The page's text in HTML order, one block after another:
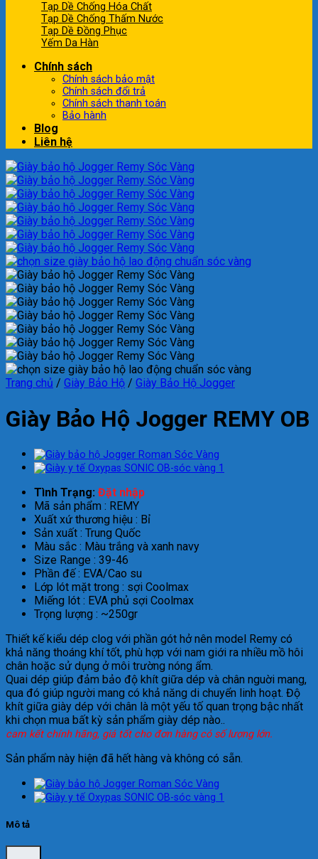
Tạp Dề Chống Hóa Chất
Tạp Dề Chống Thấm Nước
Tạp Dề Đồng Phục
Yếm Da Hàn
Chính sách
Chính sách bảo mật
Chính sách đổi trả
Chính sách thanh toán
Bảo hành
Blog
Liên hệ
Trang chủ / Giày Bảo Hộ / Giày Bảo Hộ Jogger
Giày Bảo Hộ Jogger REMY OB
Tình Trạng: Đặt nhập
Mã sản phẩm : REMY
Xuất xứ thương hiệu : Bỉ
Sản xuất : Trung Quốc
Màu sắc : Màu trắng và xanh navy
Size Range : 39-46
Phần đế : EVA/Cao su
Lớp lót mặt trong : sợi Coolmax
Miếng lót : EVA phủ sợi Coolmax
Trọng lượng : ~250gr
Thiết kế kiểu dép clog với phần gót hở nên model Remy có
khả năng thoáng khí tốt, phù hợp với nam giới ra nhiều mồ hôi
chân hoặc sử dụng ở môi trường nóng ẩm.
Quai dép giúp đảm bảo độ khít giữa dép và chân nguời mang,
qua đó giúp người mang có khả năng di chuyển linh hoạt. Độ
khít giữa giày dép với chân là một yếu tố quan trọng bậc nhất
khi chọn mua bất kỳ sản phẩm giày dép nào..
cam kết chính hãng, giá tốt cho đơn hàng có số lượng lớn.
Sản phẩm này hiện đã hết hàng và không có sẵn.
Mô tả